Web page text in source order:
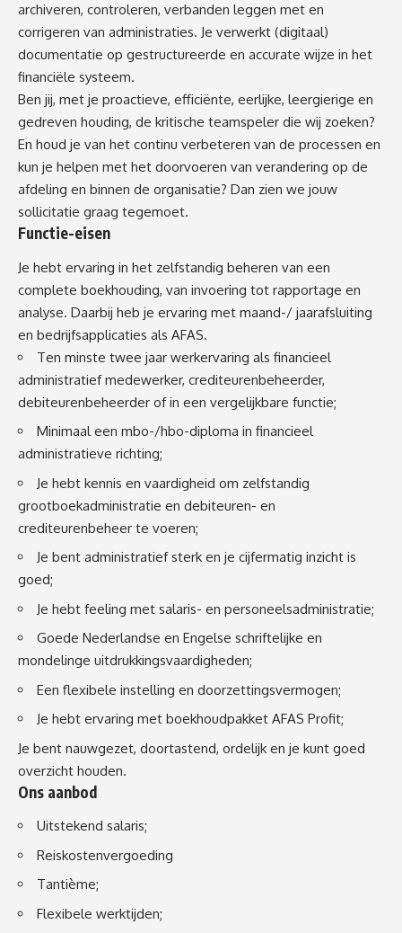
archiveren, controleren, verbanden leggen met en
corrigeren van administraties. Je verwerkt (digitaal)
documentatie op gestructureerde en accurate wijze in het
financiële systeem.
Ben jij, met je proactieve, efficiënte, eerlijke, leergierige en
gedreven houding, de kritische teamspeler die wij zoeken?
En houd je van het continu verbeteren van de processen en
kun je helpen met het doorvoeren van verandering op de
afdeling en binnen de organisatie? Dan zien we jouw
sollicitatie graag tegemoet.
Functie-eisen
Je hebt ervaring in het zelfstandig beheren van een
complete boekhouding, van invoering tot rapportage en
analyse. Daarbij heb je ervaring met maand-/ jaarafsluiting
en bedrijfsapplicaties als AFAS.
Ten minste twee jaar werkervaring als financieel
administratief medewerker, crediteurenbeheerder,
debiteurenbeheerder of in een vergelijkbare functie;
Minimaal een mbo-/hbo-diploma in financieel
administratieve richting;
Je hebt kennis en vaardigheid om zelfstandig
grootboekadministratie en debiteuren- en
crediteurenbeheer te voeren;
Je bent administratief sterk en je cijfermatig inzicht is
goed;
Je hebt feeling met salaris- en personeelsadministratie;
Goede Nederlandse en Engelse schriftelijke en
mondelinge uitdrukkingsvaardigheden;
Een flexibele instelling en doorzettingsvermogen;
Je hebt ervaring met boekhoudpakket AFAS Profit;
Je bent nauwgezet, doortastend, ordelijk en je kunt goed
overzicht houden.
Ons aanbod
Uitstekend salaris;
Reiskostenvergoeding
Tantième;
Flexibele werktijden;